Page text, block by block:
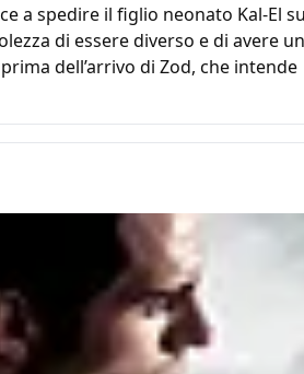
a spedire il figlio neonato Kal-El
di essere diverso e di avere un
dell’arrivo di Zod, che intende